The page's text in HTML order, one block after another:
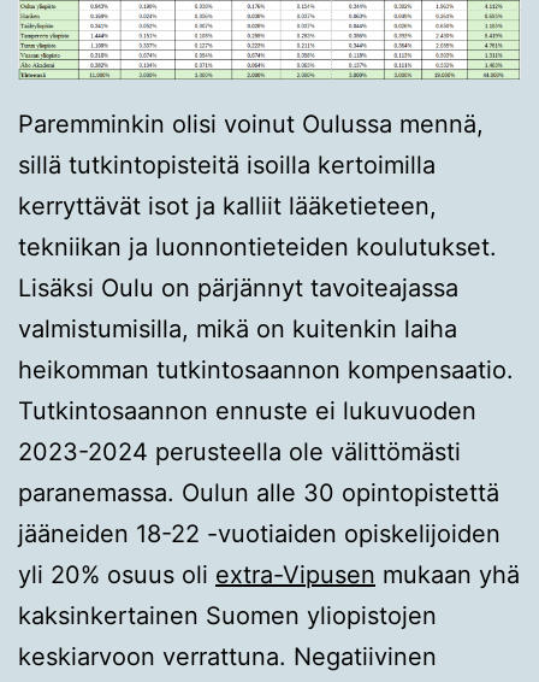
Paremminkin olisi voinut Oulussa mennä,
sillä tutkintopisteitä isoilla kertoimilla
kerryttävät isot ja kalliit lääketieteen,
tekniikan ja luonnontieteiden koulutukset.
Lisäksi Oulu on pärjännyt tavoiteajassa
valmistumisilla, mikä on kuitenkin laiha
heikomman tutkintosaannon kompensaatio.
Tutkintosaannon ennuste ei lukuvuoden
2023-2024 perusteella ole välittömästi
paranemassa. Oulun alle 30 opintopistettä
jääneiden 18-22 -vuotiaiden opiskelijoiden
yli 20% osuus oli extra-Vipusen mukaan yhä
kaksinkertainen Suomen yliopistojen
keskiarvoon verrattuna. Negatiivinen